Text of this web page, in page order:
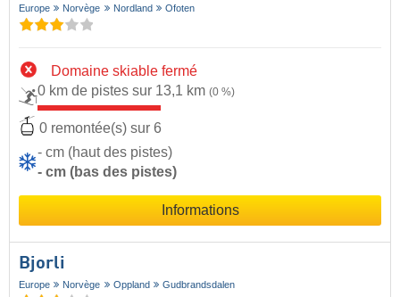
Europe Norvège Nordland Ofoten
Domaine skiable fermé
0 km de pistes sur 13,1 km (0 %)
0 remontée(s) sur 6
- cm (haut des pistes)
- cm (bas des pistes)
Informations
Bjorli
Europe Norvège Oppland Gudbrandsdalen